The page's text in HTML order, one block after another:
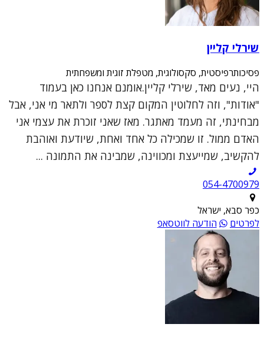
שירלי קליין
פסיכותרפיסטית, סקסולוגית, מטפלת זוגית ומשפחתית
היי, נעים מאד, שירלי קליין.אומנם אנחנו כאן בעמוד
"אודות", וזה לחלוטין המקום קצת לספר ולתאר מי אני, אבל
מבחינתי, זה מעמד מאתגר. מאז שאני זוכרת את עצמי אני
האדם ממול. זו שמכילה כל אחד ואחת, שיודעת ואוהבת
להקשיב, שמייעצת ומכווינה, שמבינה את התמונה ...
054-4700979
כפר סבא, ישראל
לפרטים
הודעה לווטסאפ